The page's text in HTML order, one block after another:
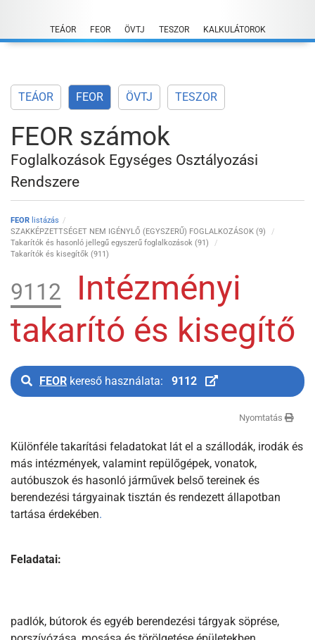
content
TEÁOR FEOR ÖVTJ TESZOR KALKULÁTOROK
TEÁOR FEOR ÖVTJ TESZOR
FEOR számok
Foglalkozások Egységes Osztályozási
Rendszere
FEOR listázás
SZAKKÉPZETTSÉGET NEM IGÉNYLŐ (EGYSZERŰ) FOGLALKOZÁSOK (9)
Takarítók és hasonló jellegű egyszerű foglalkozások (91)
Takarítók és kisegítők (911)
9112
Intézményi
takarító és kisegítő
FEOR kereső használata: 9112
Nyomtatás
Különféle takarítási feladatokat lát el a szállodák, irodák és
más intézmények, valamint repülőgépek, vonatok,
autóbuszok és hasonló járművek belső tereinek és
berendezési tárgyainak tisztán és rendezett állapotban
tartása érdekében.
Feladatai:
padlók, bútorok és egyéb berendezési tárgyak söprése,